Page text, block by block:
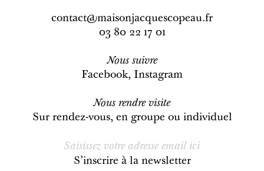
contact@maisonjacquescopeau.fr
03 80 22 17 01
Nous suivre
Facebook, Instagram
Nous rendre visite
Sur rendez-vous, en groupe ou individuel
S’inscrire à la newsletter